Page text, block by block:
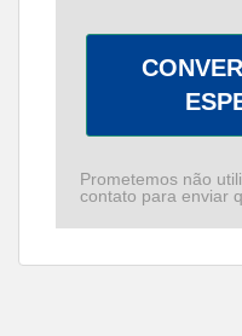
Prometemos não
contato para enviar